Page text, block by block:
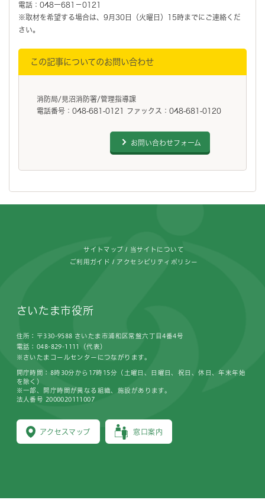
電話：048ー681－0121
※取材を希望する場合は、9月30日（火曜日）15時までにご連絡くだ
さい。
この記事についてのお問い合わせ
消防局/見沼消防署/管理指導課
電話番号：048-681-0121 ファックス：048-681-0120
お問い合わせフォーム
サイトマップ 当サイトについて
ご利用ガイド アクセシビリティポリシー
さいたま市役所
住所：〒330-9588 さいたま市浦和区常盤六丁目4番4号
電話：048-829-1111（代表）
※さいたまコールセンターにつながります。
アクセスマップ 窓口案内
開庁時間：8時30分から17時15分（土曜日、日曜日、祝日、休日、年末年始
を除く）
※一部、開庁時間が異なる組織、施設があります。
法人番号 2000020111007